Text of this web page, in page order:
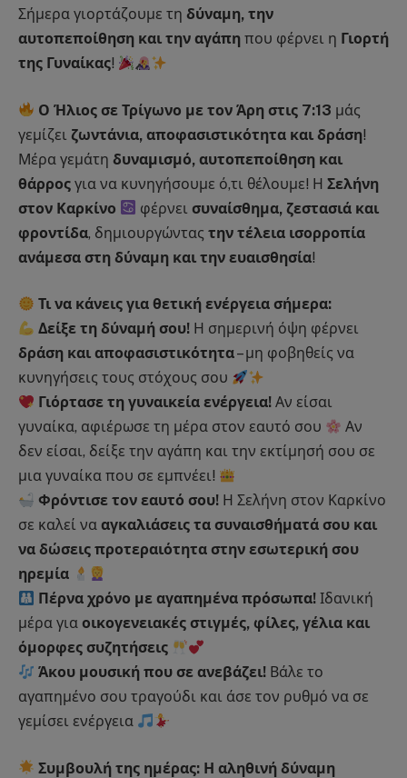
Σήμερα γιορτάζουμε τη δύναμη, την
αυτοπεποίθηση και την αγάπη που φέρνει η Γιορτή
της Γυναίκας!
Ο Ήλιος σε Τρίγωνο με τον Άρη στις 7:13 μάς
γεμίζει ζωντάνια, αποφασιστικότητα και δράση!
Μέρα γεμάτη δυναμισμό, αυτοπεποίθηση και
θάρρος για να κυνηγήσουμε ό,τι θέλουμε! Η Σελήνη
στον Καρκίνο
φέρνεισυναίσθημα, ζεστασιά και
φροντίδα, δημιουργώντας την τέλεια ισορροπία
ανάμεσα στη δύναμη και την ευαισθησία!
Τι να κάνεις για θετική ενέργεια σήμερα:
Δείξε τη δύναμή σου! Η σημερινή όψη φέρνει
δράση και αποφασιστικότητα– μη φοβηθείς να
κυνηγήσεις τους στόχους σου
Γιόρτασε τη γυναικεία ενέργεια! Αν είσαι
γυναίκα, αφιέρωσε τη μέρα στον εαυτό σου
Αν
δεν είσαι, δείξε την αγάπη και την εκτίμησή σου σε
μια γυναίκα που σε εμπνέει!
Φρόντισε τον εαυτό σου! Η Σελήνη στον Καρκίνο
σε καλεί να αγκαλιάσεις τα συναισθήματά σου και
να δώσεις προτεραιότητα στην εσωτερική σου
ηρεμία
Πέρνα χρόνο με αγαπημένα πρόσωπα! Ιδανική
μέρα για οικογενειακές στιγμές, φίλες, γέλια και
όμορφες συζητήσεις
Άκου μουσική που σε ανεβάζει! Βάλε το
αγαπημένο σου τραγούδι και άσε τον ρυθμό να σε
γεμίσει ενέργεια
Συμβουλή της ημέρας: Η αληθινή δύναμη